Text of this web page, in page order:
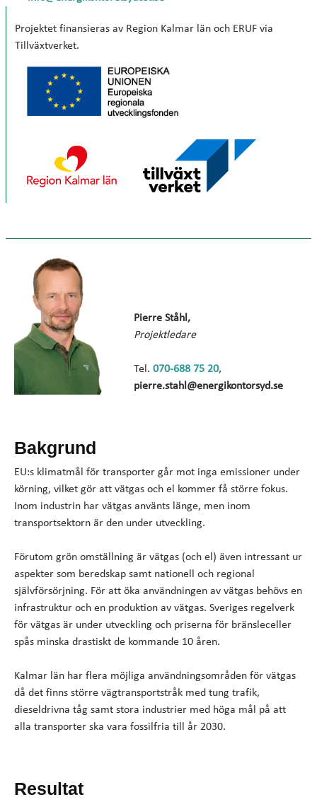
Projektet finansieras av Region Kalmar län och ERUF via
Tillväxtverket.
Pierre Ståhl,
Projektledare
Tel. 070-688 75 20,
pierre.stahl@energikontorsyd.se
Bakgrund
EU:s klimatmål för transporter går mot inga emissioner under
körning, vilket gör att vätgas och el kommer få större fokus.
Inom industrin har vätgas använts länge, men inom
transportsektorn är den under utveckling.
Förutom grön omställning är vätgas (och el) även intressant ur
aspekter som beredskap samt nationell och regional
självförsörjning. För att öka användningen av vätgas behövs en
infrastruktur och en produktion av vätgas. Sveriges regelverk
för vätgas är under utveckling och priserna för bränsleceller
spås minska drastiskt de kommande 10 åren.
Kalmar län har flera möjliga användningsområden för vätgas
då det finns större vägtransportstråk med tung trafik,
dieseldrivna tåg samt stora industrier med höga mål på att
alla transporter ska vara fossilfria till år 2030.
Resultat